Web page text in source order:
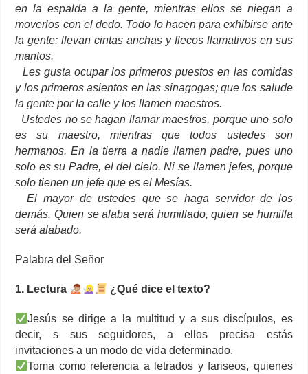
en la espalda a la gente, mientras ellos se niegan a
moverlos con el dedo. Todo lo hacen para exhibirse ante
la gente: llevan cintas anchas y flecos llamativos en sus
mantos.
Les gusta ocupar los primeros puestos en las comidas
y los primeros asientos en las sinagogas; que los salude
la gente por la calle y los llamen maestros.
Ustedes no se hagan llamar maestros, porque uno solo
es su maestro, mientras que todos ustedes son
hermanos. En la tierra a nadie llamen padre, pues uno
solo es su Padre, el del cielo. Ni se llamen jefes, porque
solo tienen un jefe que es el Mesías.
El mayor de ustedes que se haga servidor de los
demás. Quien se alaba será humillado, quien se humilla
será alabado.
Palabra del Señor
1. Lectura ¿Qué dice el texto?
Jesús se dirige a la multitud y a sus discípulos, es
decir, s sus seguidores, a ellos precisa estás
invitaciones a un modo de vida determinado.
Toma como referencia a letrados y fariseos, quienes